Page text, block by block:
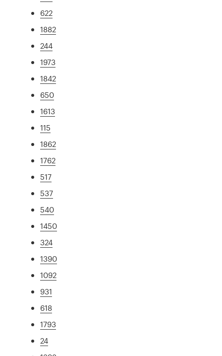
622
1882
244
1973
1842
650
1613
115
1862
1762
517
537
540
1450
324
1390
1092
931
618
1793
24